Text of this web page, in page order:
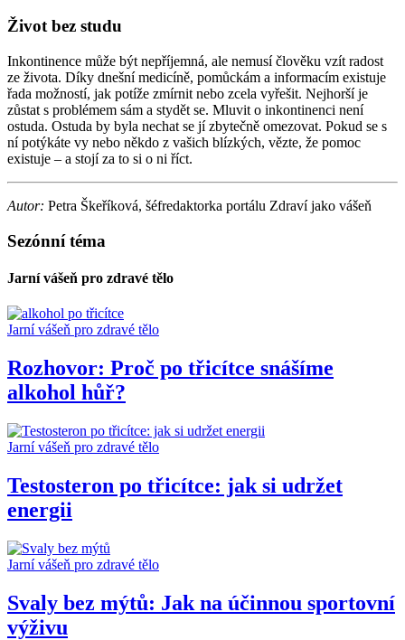
Život bez studu
Inkontinence může být nepříjemná, ale nemusí člověku vzít radost
ze života. Díky dnešní medicíně, pomůckám a informacím existuje
řada možností, jak potíže zmírnit nebo zcela vyřešit. Nejhorší je
zůstat s problémem sám a stydět se. Mluvit o inkontinenci není
ostuda. Ostuda by byla nechat se jí zbytečně omezovat. Pokud se s
ní potýkáte vy nebo někdo z vašich blízkých, vězte, že pomoc
existuje – a stojí za to si o ni říct.
Autor: Petra Škeříková, šéfredaktorka portálu Zdraví jako vášeň
Sezónní téma
Jarní vášeň pro zdravé tělo
Jarní vášeň pro zdravé tělo
Rozhovor: Proč po třicítce snášíme
alkohol hůř?
Jarní vášeň pro zdravé tělo
Testosteron po třicítce: jak si udržet
energii
Jarní vášeň pro zdravé tělo
Svaly bez mýtů: Jak na účinnou sportovní
výživu